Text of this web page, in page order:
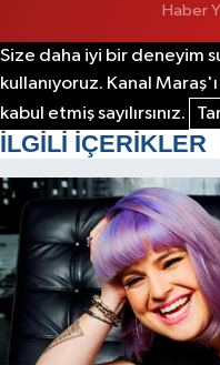
Haber
Size daha iyi bir deneyim
kullanıyoruz. Kanal
kabul etmiş sayılırsınız.